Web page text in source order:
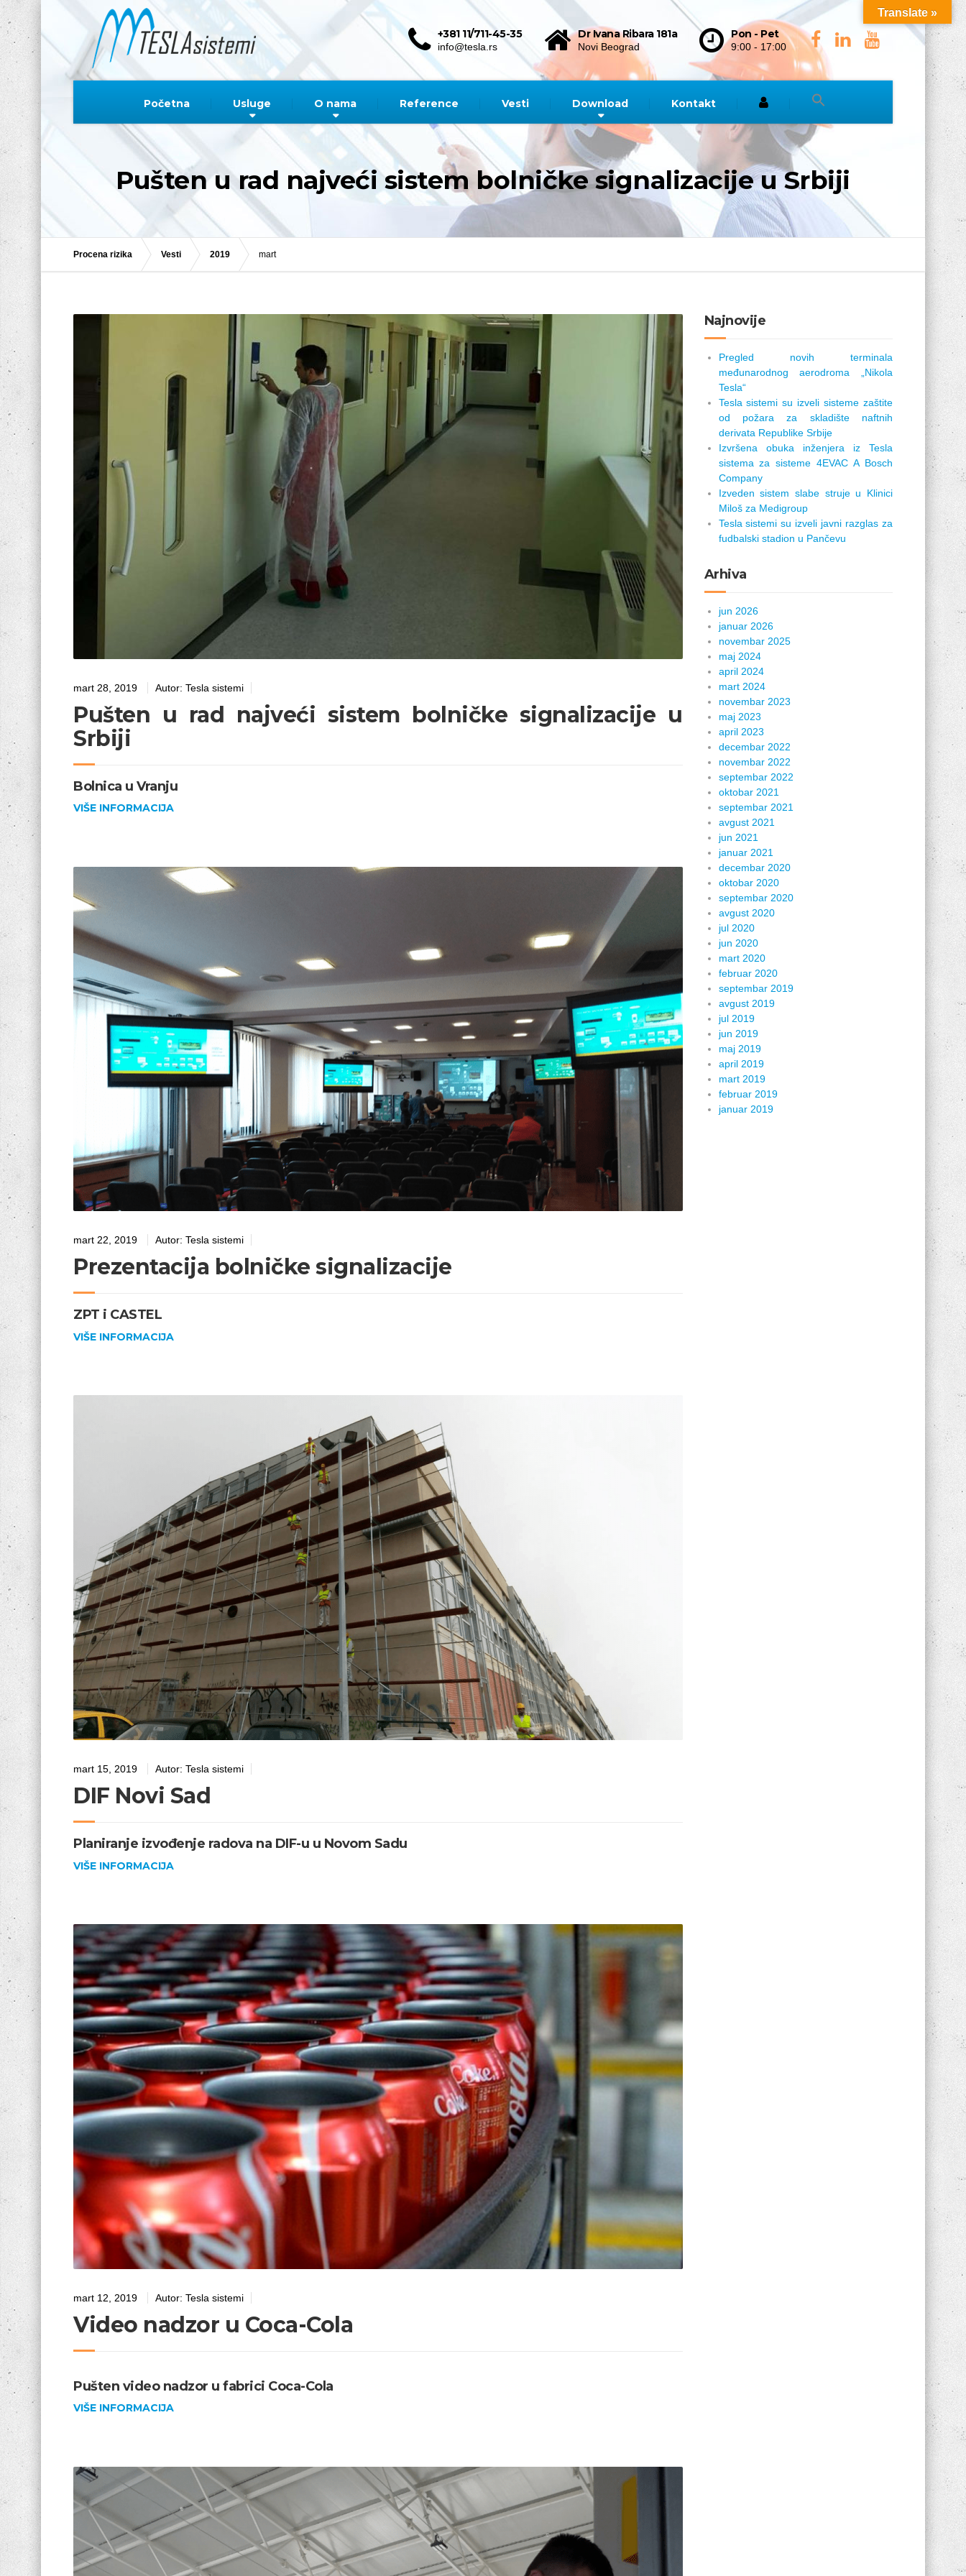
+381 11/711-45-35
info@tesla.rs
Dr Ivana Ribara 181a
Novi Beograd
Pon - Pet
9:00 - 17:00
Početna Usluge O nama Reference Vesti Download Kontakt
Pušten u rad najveći sistem bolničke signalizacije u Srbiji
Procena rizika Vesti 2019 mart
mart 28, 2019 Autor: Tesla sistemi
Pušten u rad najveći sistem bolničke signalizacije u
Srbiji
Bolnica u Vranju
VIŠE INFORMACIJA
mart 22, 2019 Autor: Tesla sistemi
Prezentacija bolničke signalizacije
ZPT i CASTEL
VIŠE INFORMACIJA
mart 15, 2019 Autor: Tesla sistemi
DIF Novi Sad
Planiranje izvođenje radova na DIF-u u Novom Sadu
VIŠE INFORMACIJA
mart 12, 2019 Autor: Tesla sistemi
Video nadzor u Coca-Cola
Pušten video nadzor u fabrici Coca-Cola
VIŠE INFORMACIJA
Najnovije
Pregled novih terminala
međunarodnog aerodroma „Nikola
Tesla“
Tesla sistemi su izveli sisteme zaštite
od požara za skladište naftnih
derivata Republike Srbije
Izvršena obuka inženjera iz Tesla
sistema za sisteme 4EVAC A Bosch
Company
Izveden sistem slabe struje u Klinici
Miloš za Medigroup
Tesla sistemi su izveli javni razglas za
fudbalski stadion u Pančevu
Arhiva
jun 2026
januar 2026
novembar 2025
maj 2024
april 2024
mart 2024
novembar 2023
maj 2023
april 2023
decembar 2022
novembar 2022
septembar 2022
oktobar 2021
septembar 2021
avgust 2021
jun 2021
januar 2021
decembar 2020
oktobar 2020
septembar 2020
avgust 2020
jul 2020
jun 2020
mart 2020
februar 2020
septembar 2019
avgust 2019
jul 2019
jun 2019
maj 2019
april 2019
mart 2019
februar 2019
januar 2019
Translate »